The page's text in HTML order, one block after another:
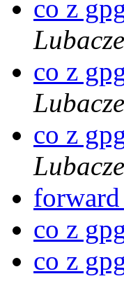
co z
co z
co z
forward
co z
co z